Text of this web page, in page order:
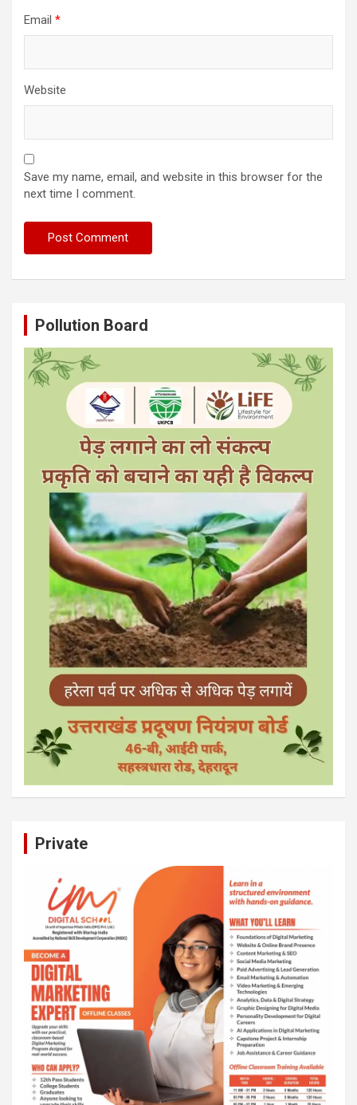
Email *
Website
Save my name, email, and website in this browser for the
next time I comment.
Pollution Board
Private